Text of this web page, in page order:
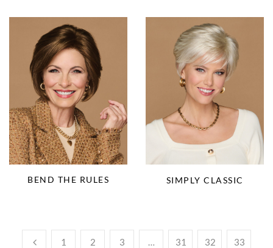
BEND THE RULES SIMPLY CLASSIC
1 2 3 31 32 33